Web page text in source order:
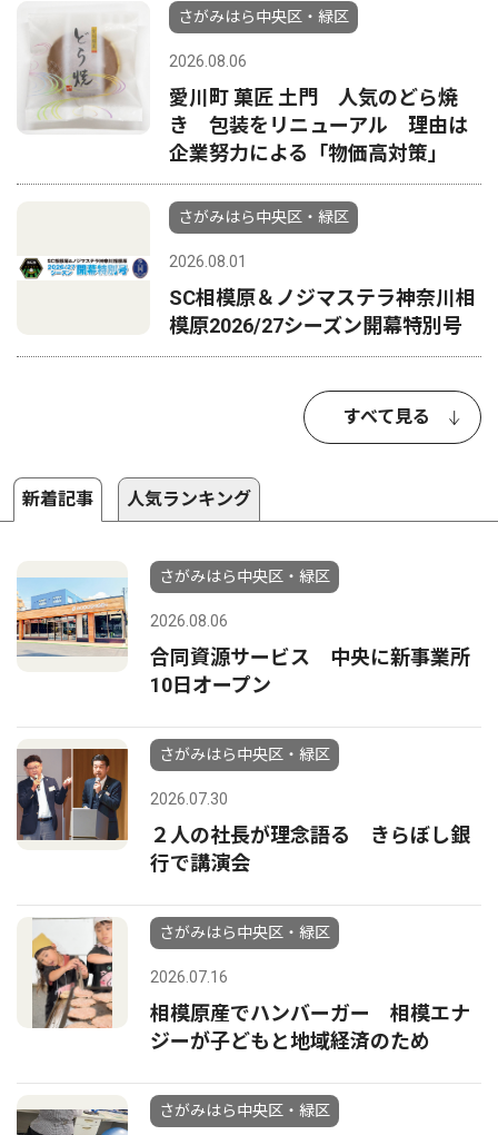
さがみはら中央区・緑区
2026.08.06
愛川町 菓匠 土門 人気のどら焼
き 包装をリニューアル 理由は
企業努力による「物価高対策」
さがみはら中央区・緑区
2026.08.01
SC相模原＆ノジマステラ神奈川相
模原2026/27シーズン開幕特別号
すべて見る
新着記事 人気ランキング
さがみはら中央区・緑区
2026.08.06
合同資源サービス 中央に新事業所
10日オープン
さがみはら中央区・緑区
2026.07.30
２人の社長が理念語る きらぼし銀
行で講演会
さがみはら中央区・緑区
2026.07.16
相模原産でハンバーガー 相模エナ
ジーが子どもと地域経済のため
さがみはら中央区・緑区